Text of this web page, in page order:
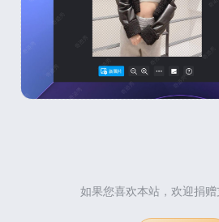
如果您喜欢本站，欢迎捐赠